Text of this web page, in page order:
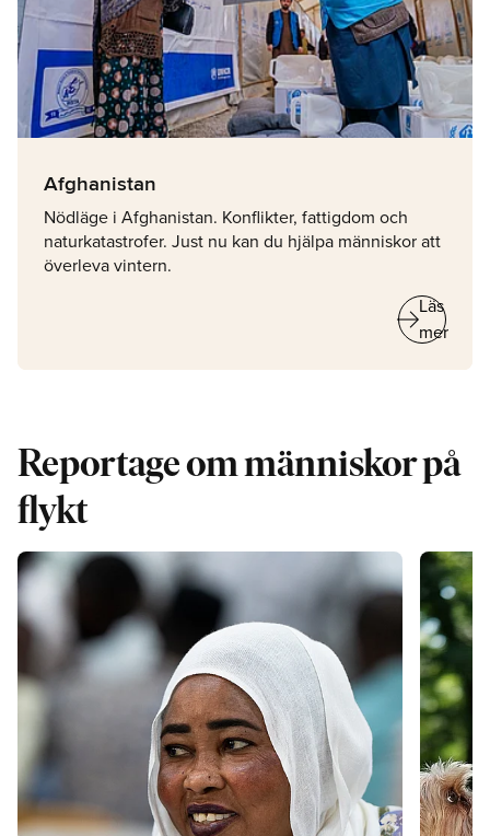
Afghanistan
Nödläge i Afghanistan. Konflikter, fattigdom och
naturkatastrofer. Just nu kan du hjälpa människor att
överleva vintern.
arrow_right_altLäs
mer
Reportage om människor på
flykt